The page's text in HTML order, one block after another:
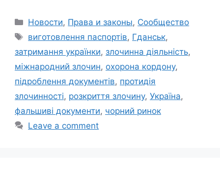
Categories
Новости, Права и законы, Сообщество
Tags
виготовлення паспортів, Гданськ,
затримання українки, злочинна діяльність,
міжнародний злочин, охорона кордону,
підроблення документів, протидія
злочинності, розкриття злочину, Україна,
фальшиві документи, чорний ринок
Leave a comment